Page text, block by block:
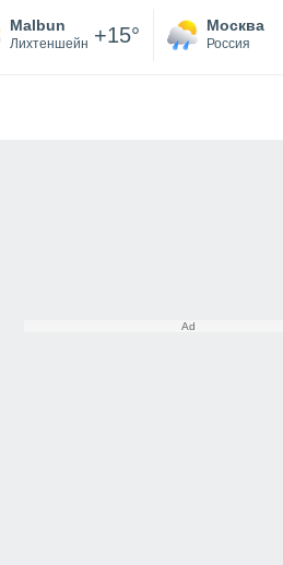
Malbun
Лихтеншейн +15° Москва
Россия